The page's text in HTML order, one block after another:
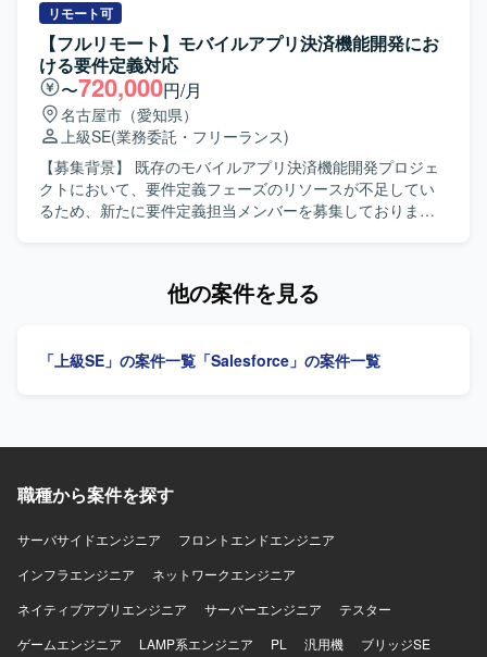
【ポジションの魅力】 ・Salesforceの複数クラウド
（ServiceCloud, SalesCloud, Classic環境など）に関わるこ
とで、幅広い機能・領域の知見を深めていただけます。 ・
顧客折衝から実装まで一貫して対応することで、上流工程
から開発までのスキルをバランスよく高めることができま
す。 ・継続的な保守・改善を通じて、長期的な関係構築と
業務理解を深める経験を積んでいただけます。 【開発環
境】 Salesforce（ServiceCloud, SalesCloud, Classic環
境）、Apex、Visualforce、AccountEngagement（旧
Pardot）などを利用した環境となっております。
ル調整、顧客折衝、各種会議のファシリテート、メンバー
管理、成果物レビューおよび品質・納期・スコープ管理を
ご担当いただきます。 PLとしては、業務要件整理、業務お
よび運用フロー設計、Salesforce機能設計・仕様調整、設計
レビュー、開発メンバーの管理・フォロー、テスト計画や
移行・リリース支援をご担当いただきます。 SEとしては、
Salesforce機能の設定・開発、外部連携のSalesforce側対
応、設計書などのドキュメント作成、テスト仕様書作成お
よびテスト実施、不具合対応、移行・リリース支援をご担
当いただきます。 【求める人物像】 上流工程を自走でき、
だきたいと考えております。長期的な参画を前提に、継続
クトセンター領域において、Salesforce Service Cloudや
む統合案件の知見を深めながら、長期的な視点でキャリア
Service Cloudを中心とした構成にて、CTIや外部システム
を行います。
リモート可
【フルリモート】モバイルアプリ決済機能開発にお
ける要件定義対応
〜720,000円/月
名古屋市（愛知県）
上級SE(業務委託・フリーランス)
【募集背景】 既存のモバイルアプリ決済機能開発プロジェ
クトにおいて、要件定義フェーズのリソースが不足してい
るため、新たに要件定義担当メンバーを募集しておりま
理・文書化を行っていただきます。 既存メンバーと連携し
んでいただきます。 【求める人物像】 モバイルアプリおよ
し、分かりやすいドキュメントとしてまとめられる方が望
を推進できる方を歓迎いたします。 【ポジションの魅力】
当できるため、上流工程の経験を深めることができます。
を受けながら、顧客との折衝や要件整理のスキルを高めて
いただけます。 【開発環境】 モバイルアプリを対象とした
決済機能開発プロジェクトにおいて、要件定義書などのド
キュメントベースで要件を整理する環境となっておりま
他の案件を見る
「上級SE」の案件一覧 「Salesforce」の案件一覧
職種から案件を探す
サーバサイドエンジニア
フロントエンドエンジニア
インフラエンジニア
ネットワークエンジニア
ネイティブアプリエンジニア
サーバーエンジニア
テスター
ゲームエンジニア
LAMP系エンジニア PL 汎用機
ブリッジSE